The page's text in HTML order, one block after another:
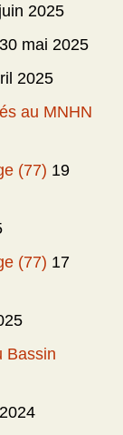
2025
30 mai 2025
2025
au MNHN
(77) 19
(77) 17
Bassin